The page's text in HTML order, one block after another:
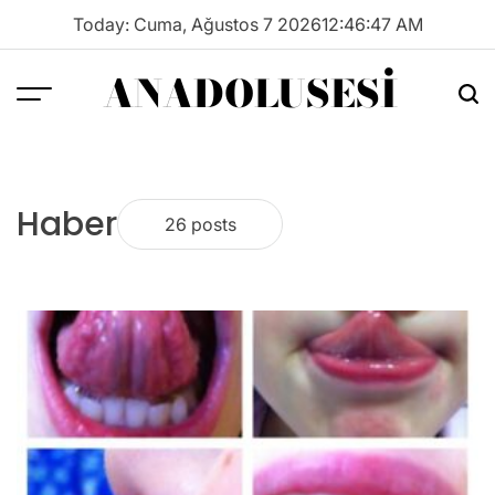
Today: Cuma, Ağustos 7 202612:46:47 AM
Menu ANADOLUSESI
Haber 26 posts